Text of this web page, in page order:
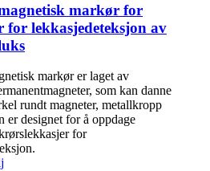
markør for
for lekkasjedeteksjon av
markør er laget av
som kan danne
rundt magneter, metallkropp
er designet for å oppdage
for